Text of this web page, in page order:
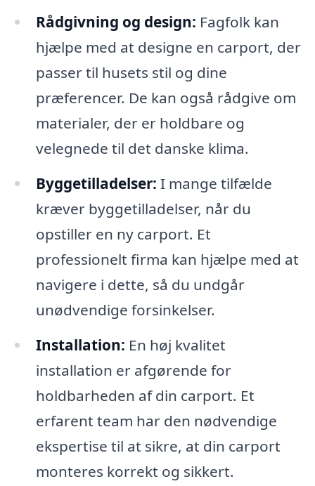
Rådgivning og design: Fagfolk kan
hjælpe med at designe en carport, der
passer til husets stil og dine
præferencer. De kan også rådgive om
materialer, der er holdbare og
velegnede til det danske klima.
Byggetilladelser: I mange tilfælde
kræver byggetilladelser, når du
opstiller en ny carport. Et
professionelt firma kan hjælpe med at
navigere i dette, så du undgår
unødvendige forsinkelser.
Installation: En høj kvalitet
installation er afgørende for
holdbarheden af din carport. Et
erfarent team har den nødvendige
ekspertise til at sikre, at din carport
monteres korrekt og sikkert.